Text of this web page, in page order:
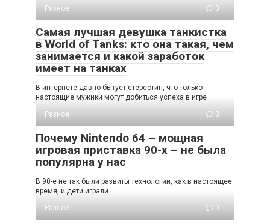
Разное
0
Самая лучшая девушка танкистка
в World of Tanks: кто она такая, чем
занимается и какой заработок
имеет на танках
В интернете давно бытует стереотип, что только
настоящие мужики могут добиться успеха в игре
Разное
0
Почему Nintendo 64 – мощная
игровая приставка 90-х – не была
популярна у нас
В 90-е не так были развиты технологии, как в настоящее
время, и дети играли
Разное
0